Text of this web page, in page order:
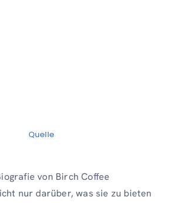
Quelle
von Birch Coffee
nur darüber, was sie zu bieten